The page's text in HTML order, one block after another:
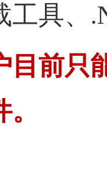
工具、
目前只